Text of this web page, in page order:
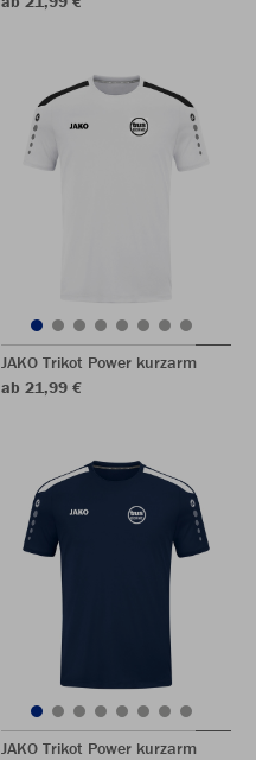
JAKO Trikot Power kurzarm
ab 21,99 €
JAKO Trikot Power kurzarm